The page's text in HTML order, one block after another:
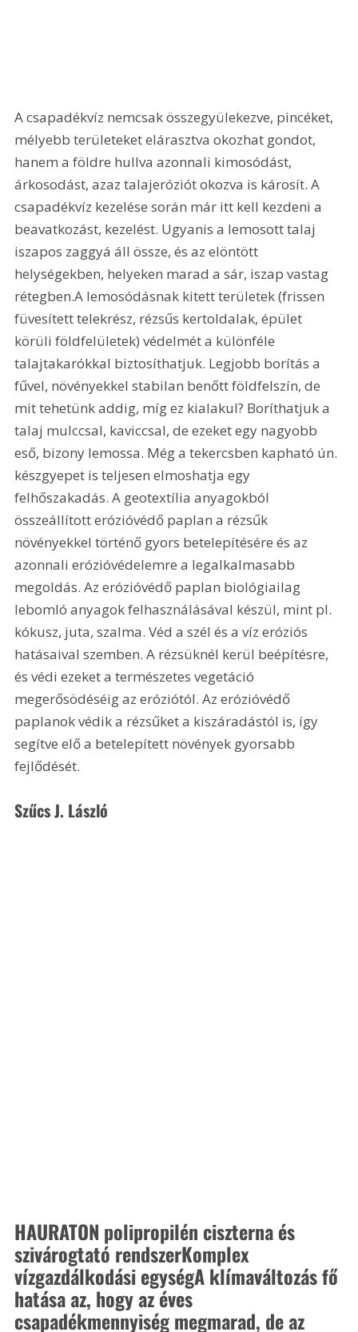
A csapadékvíz nemcsak összegyülekezve, pincéket,
mélyebb területeket elárasztva okozhat gondot,
hanem a földre hullva azonnali kimosódást,
árkosodást, azaz talajeróziót okozva is károsít. A
csapadékvíz kezelése során már itt kell kezdeni a
beavatkozást, kezelést. Ugyanis a lemosott talaj
iszapos zaggyá áll össze, és az elöntött
helységekben, helyeken marad a sár, iszap vastag
rétegben.A lemosódásnak kitett területek (frissen
füvesített telekrész, rézsűs kertoldalak, épület
körüli földfelületek) védelmét a különféle
talajtakarókkal biztosíthatjuk. Legjobb borítás a
fűvel, növényekkel stabilan benőtt földfelszín, de
mit tehetünk addig, míg ez kialakul? Boríthatjuk a
talaj mulccsal, kaviccsal, de ezeket egy nagyobb
eső, bizony lemossa. Még a tekercsben kapható ún.
készgyepet is teljesen elmoshatja egy
felhőszakadás. A geotextília anyagokból
összeállított erózióvédő paplan a rézsűk
növényekkel történő gyors betelepítésére és az
azonnali erózióvédelemre a legalkalmasabb
megoldás. Az erózióvédő paplan biológiailag
lebomló anyagok felhasználásával készül, mint pl.
kókusz, juta, szalma. Véd a szél és a víz eróziós
hatásaival szemben. A rézsüknél kerül beépítésre,
és védi ezeket a természetes vegetáció
megerősödéséig az eróziótól. Az erózióvédő
paplanok védik a rézsűket a kiszáradástól is, így
segítve elő a betelepített növények gyorsabb
fejlődését.
Szűcs J. László
HAURATON polipropilén ciszterna és
szivárogtató rendszerKomplex
vízgazdálkodási egységA klímaváltozás fő
hatása az, hogy az éves
csapadékmennyiség megmarad, de az